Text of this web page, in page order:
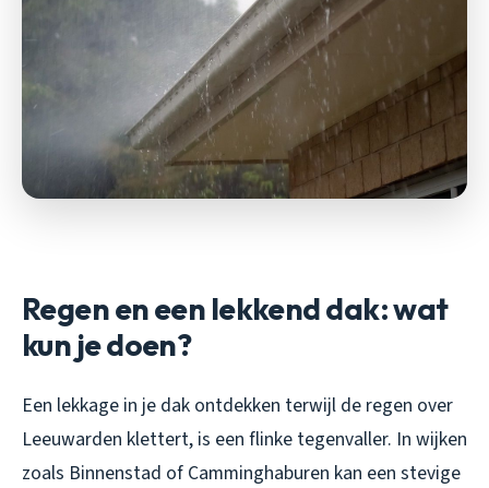
Regen en een lekkend dak: wat
kun je doen?
Een lekkage in je dak ontdekken terwijl de regen over
Leeuwarden klettert, is een flinke tegenvaller. In wijken
zoals Binnenstad of Camminghaburen kan een stevige